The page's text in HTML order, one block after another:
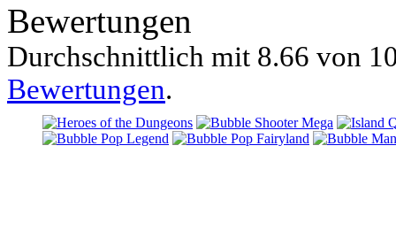
Bewertungen
Durchschnittlich mit 8.66 von
Bewertungen.